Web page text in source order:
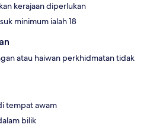
kerajaan diperlukan
minimum ialah 18
atau haiwan perkhidmatan tidak
tempat awam
bilik